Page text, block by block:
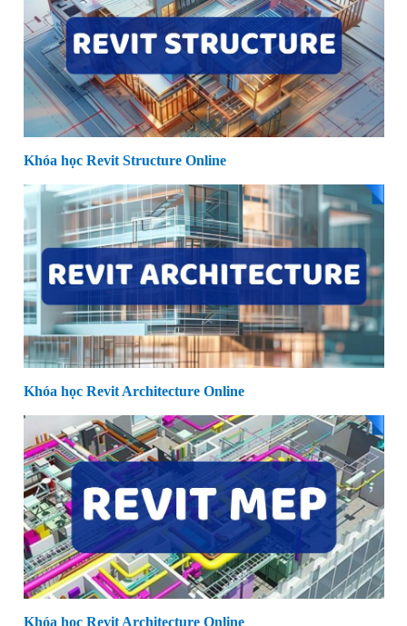
Khóa học Revit Structure Online
Khóa học Revit Architecture Online
Khóa học Revit Architecture Online